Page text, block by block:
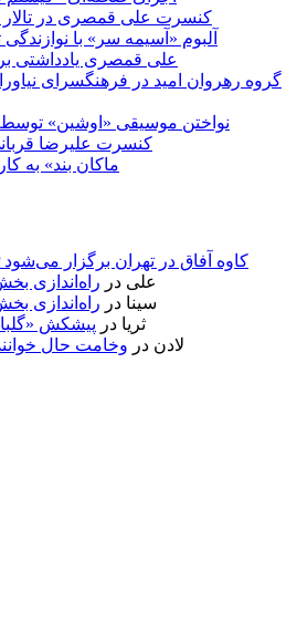
کنسرت علی قمصری در
آلبوم «آسیمه سر» با
علی قمصری یادداشتی
گروه رهروان امید در فرهنگسرای
نواختن موسیقی «اوشین» توسط
کنسرت علیرضا
«ماکان بند» به
کنسرت VIP کاوه آفاق در تهران برگزار می‌شود
علی در راه‌اندازی
سینا در راه‌اندازی
ثریا در پیشکش
لادن در وخامت حال